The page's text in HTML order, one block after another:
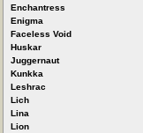
Enchantress
Enigma
Faceless Void
Huskar
Juggernaut
Kunkka
Leshrac
Lich
Lina
Lion